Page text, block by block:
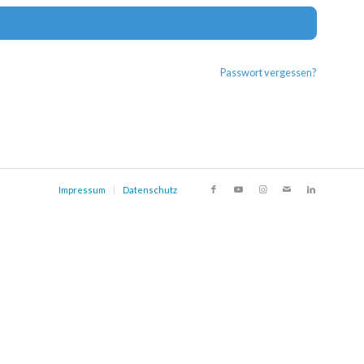
Passwort vergessen?
Impressum Datenschutz